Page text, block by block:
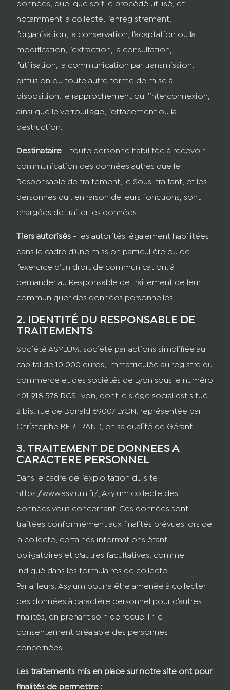
données, quel que soit le procédé utilisé, et
notamment la collecte, l’enregistrement,
l’organisation, la conservation, l’adaptation ou la
modification, l’extraction, la consultation,
l’utilisation, la communication par transmission,
diffusion ou toute autre forme de mise à
disposition, le rapprochement ou l’interconnexion,
ainsi que le verrouillage, l’effacement ou la
destruction.
Destinataire - toute personne habilitée à recevoir
communication des données autres que le
Responsable de traitement, le Sous-traitant, et les
personnes qui, en raison de leurs fonctions, sont
chargées de traiter les données.
Tiers autorisés - les autorités légalement habilitées
dans le cadre d’une mission particulière ou de
l’exercice d’un droit de communication, à
demander au Responsable de traitement de leur
communiquer des données personnelles.
2. IDENTITÉ DU RESPONSABLE DE
TRAITEMENTS
Société ASYLUM, société par actions simplifiée au
capital de 10 000 euros, immatriculée au registre du
commerce et des sociétés de Lyon sous le numéro
401 918 578 RCS Lyon, dont le siège social est situé
2 bis, rue de Bonald 69007 LYON, représentée par
Christophe BERTRAND, en sa qualité de Gérant.
3. TRAITEMENT DE DONNEES A
CARACTERE PERSONNEL
Dans le cadre de l’exploitation du site
https://www.asylum.fr/, Asylum collecte des
données vous concernant. Ces données sont
traitées conformément aux finalités prévues lors de
la collecte, certaines informations étant
obligatoires et d'autres facultatives, comme
indiqué dans les formulaires de collecte.
Par ailleurs, Asylum pourra être amenée à collecter
des données à caractère personnel pour d’autres
finalités, en prenant soin de recueillir le
consentement préalable des personnes
concernées.
Les traitements mis en place sur notre site ont pour
finalités de permettre :